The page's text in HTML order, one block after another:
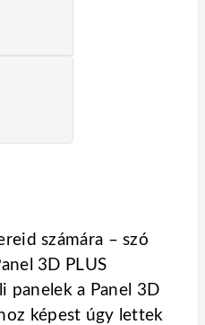
Ft.
számára – szó
3D PLUS
panelek a Panel 3D
képest úgy lettek